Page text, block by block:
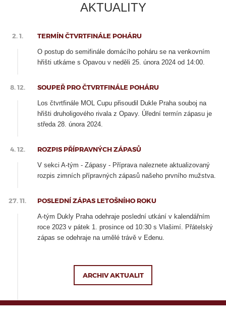
AKTUALITY
2. 1. TERMÍN ČTVRTFINÁLE POHÁRU
O postup do semifinále domácího poháru se na venkovním
hřišti utkáme s Opavou v neděli 25. února 2024 od 14:00.
8. 12. SOUPEŘ PRO ČTVRTFINÁLE POHÁRU
Los čtvrtfinále MOL Cupu přisoudil Dukle Praha souboj na
hřišti druholigového rivala z Opavy. Úřední termín zápasu je
středa 28. února 2024.
4. 12. ROZPIS PŘÍPRAVNÝCH ZÁPASŮ
V sekci A-tým - Zápasy - Příprava naleznete aktualizovaný
rozpis zimních přípravných zápasů našeho prvního mužstva.
27. 11. POSLEDNÍ ZÁPAS LETOŠNÍHO ROKU
A-tým Dukly Praha odehraje poslední utkání v kalendářním
roce 2023 v pátek 1. prosince od 10:30 s Vlašimí. Přátelský
zápas se odehraje na umělé trávě v Edenu.
ARCHIV AKTUALIT